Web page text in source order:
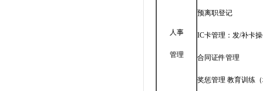
人事
管理
预离职登记
IC卡管理：发/补卡
合同证件管理
奖惩管理 教育训练